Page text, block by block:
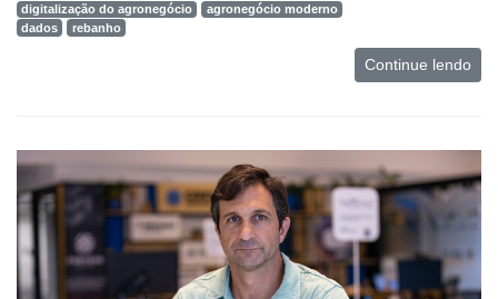
Lean
Way
CHB
digitalização do agronegócio
agronegócio moderno
dados
rebanho
Continue lendo